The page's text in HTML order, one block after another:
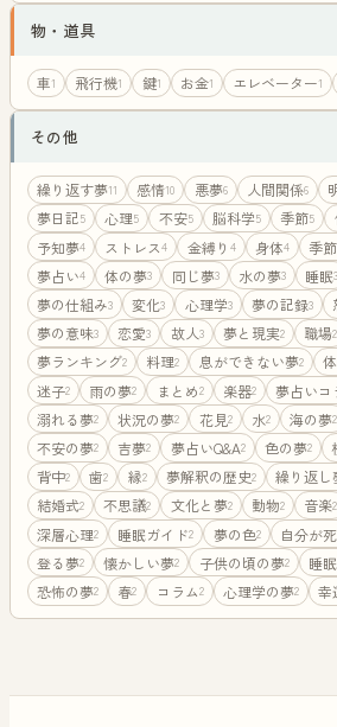
物・道具
車1 飛行機1 鍵1 お金1 エレベーター1
その他
繰り返す夢11 感情10 悪夢6 人間関係6
夢日記5 心理5 不安5 脳科学5 季節5
予知夢4 ストレス4 金縛り 4 身体4 季
夢占い4 体の夢3 同じ夢3 水の夢3 睡眠3
夢の仕組み3 変化3 心理学3 夢の記録3
夢の意味3 恋愛3 故人3 夢と現実2 職場2
夢ランキング2 料理2 息ができない夢2
迷子2 雨の夢2 まとめ2 楽器2 夢占いコ
溺れる夢2 状況の夢2 花見2 水2 海の夢2
不安の夢2 吉夢2 夢占いQ&A2 色の夢2
背中2 歯2 縁2 夢解釈の歴史2 繰り返し
結婚式2 不思議2 文化と夢2 動物2 音楽2
深層心理2 睡眠ガイド2 夢の色2 自分が
登る夢2 懐かしい夢2 子供の頃の夢2 睡
恐怖の夢2 春2 コラム2 心理学の夢2 幸